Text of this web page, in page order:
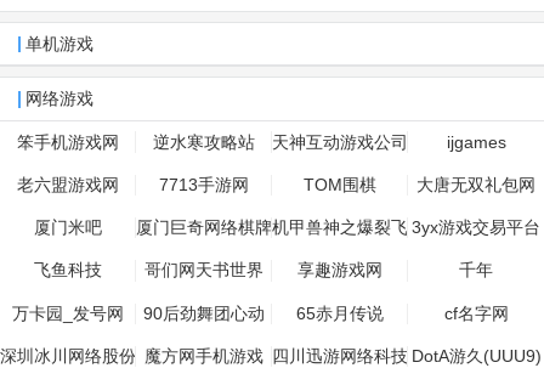
单机游戏
网络游戏
笨手机游戏网 逆水寒攻略站 天神互动游戏公司 ijgames
老六盟游戏网 7713手游网 TOM围棋 大唐无双礼包网
厦门米吧 厦门巨奇网络棋牌
游戏开发
机甲兽神之爆裂飞
车网站
3yx游戏交易平台
飞鱼科技 哥们网天书世界 享趣游戏网 千年
万卡园_发号网 90后劲舞团心动
专区
65赤月传说 cf名字网
深圳冰川网络股份 魔方网手机游戏 四川迅游网络科技 DotA游久(UUU9)